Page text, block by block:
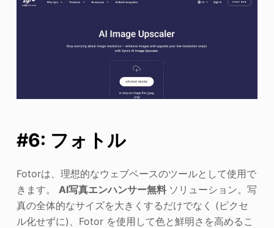
#6: フォトル
Fotorは、理想的なウェブベースのツールとして使用で
きます。 AI写真エンハンサー無料 ソリューション。写
真の全体的なサイズを大きくするだけでなく (ピクセ
ル化せずに)、Fotor を使用して色と鮮明さを高めるこ